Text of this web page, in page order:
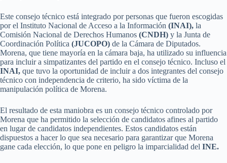
Este consejo técnico está integrado por personas que fueron escogidas
por el Instituto Nacional de Acceso a la Información (INAI), la
Comisión Nacional de Derechos Humanos (CNDH) y la Junta de
Coordinación Política (JUCOPO) de la Cámara de Diputados.
Morena, que tiene mayoría en la cámara baja, ha utilizado su influencia
para incluir a simpatizantes del partido en el consejo técnico. Incluso el
INAI, que tuvo la oportunidad de incluir a dos integrantes del consejo
técnico con independencia de criterio, ha sido víctima de la
manipulación política de Morena.
El resultado de esta maniobra es un consejo técnico controlado por
Morena que ha permitido la selección de candidatos afines al partido
en lugar de candidatos independientes. Estos candidatos están
dispuestos a hacer lo que sea necesario para garantizar que Morena
gane cada elección, lo que pone en peligro la imparcialidad del INE.